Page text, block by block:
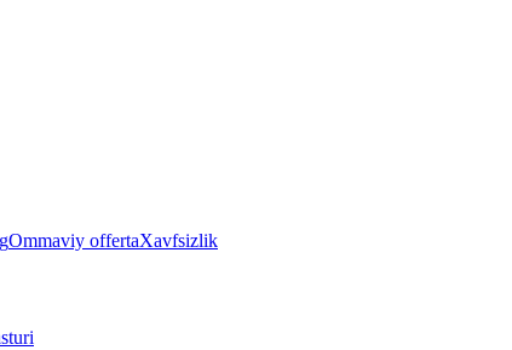
Ommaviy offertaXavfsizlik